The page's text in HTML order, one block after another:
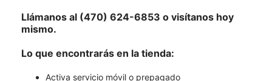
Llámanos al (470) 624-6853 o visítanos hoy
mismo.
Lo que encontrarás en la tienda:
Activa servicio móvil o prepagado